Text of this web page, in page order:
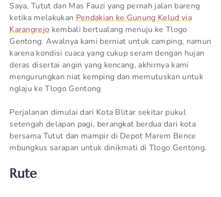
Saya, Tutut dan Mas Fauzi yang pernah jalan bareng
ketika melakukan Pendakian ke Gunung Kelud via
Karangrejo kembali bertualang menuju ke Tlogo
Gentong. Awalnya kami berniat untuk camping, namun
karena kondisi cuaca yang cukup seram dengan hujan
deras disertai angin yang kencang, akhirnya kami
mengurungkan niat kemping dan memutuskan untuk
nglaju ke Tlogo Gentong
Perjalanan dimulai dari Kota Blitar sekitar pukul
setengah delapan pagi, berangkat berdua dari kota
bersama Tutut dan mampir di Depot Marem Bence
mbungkus sarapan untuk dinikmati di Tlogo Gentong.
Rute